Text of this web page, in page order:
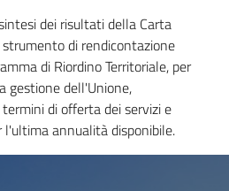
dei risultati della Carta
di rendicontazione
di Riordino Territoriale, per
gestione dell'Unione,
di offerta dei servizi e
annualità disponibile.